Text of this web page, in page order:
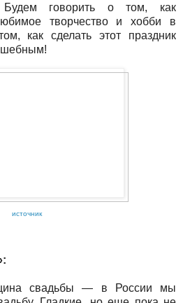
Будем говорить о том, как
творчество и хобби в
как сделать этот праздник
источник
свадьбы — в России мы